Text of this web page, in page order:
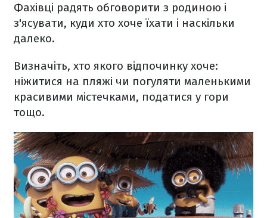
Фахівці радять обговорити з родиною і
з'ясувати, куди хто хоче їхати і наскільки
далеко.
Визначіть, хто якого відпочинку хоче:
ніжитися на пляжі чи погуляти маленькими
красивими містечками, податися у гори
тощо.